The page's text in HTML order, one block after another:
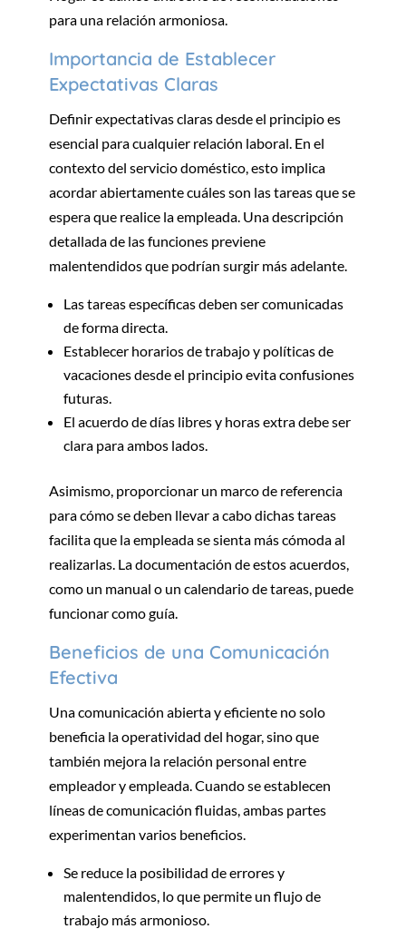
para una relación armoniosa.
Importancia de Establecer
Expectativas Claras
Definir expectativas claras desde el principio es
esencial para cualquier relación laboral. En el
contexto del servicio doméstico, esto implica
acordar abiertamente cuáles son las tareas que se
espera que realice la empleada. Una descripción
detallada de las funciones previene
malentendidos que podrían surgir más adelante.
Las tareas específicas deben ser comunicadas
de forma directa.
Establecer horarios de trabajo y políticas de
vacaciones desde el principio evita confusiones
futuras.
El acuerdo de días libres y horas extra debe ser
clara para ambos lados.
Asimismo, proporcionar un marco de referencia
para cómo se deben llevar a cabo dichas tareas
facilita que la empleada se sienta más cómoda al
realizarlas. La documentación de estos acuerdos,
como un manual o un calendario de tareas, puede
funcionar como guía.
Beneficios de una Comunicación
Efectiva
Una comunicación abierta y eficiente no solo
beneficia la operatividad del hogar, sino que
también mejora la relación personal entre
empleador y empleada. Cuando se establecen
líneas de comunicación fluidas, ambas partes
experimentan varios beneficios.
Se reduce la posibilidad de errores y
malentendidos, lo que permite un flujo de
trabajo más armonioso.